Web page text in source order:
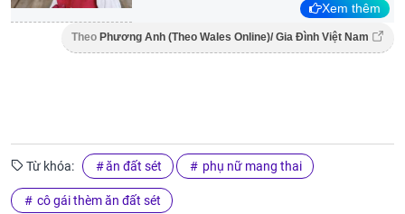
Xem thêm
Theo Phương Anh (Theo Wales Online)/ Gia Đình Việt Nam
Từ khóa: ăn đất sét phụ nữ mang thai
cô gái thèm ăn đất sét